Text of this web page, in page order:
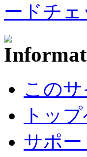
ードチェ
この
トッ
サポー